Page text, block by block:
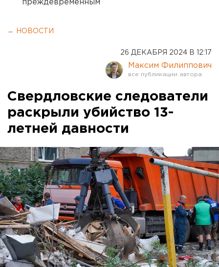
преждевременным
← НОВОСТИ
26 ДЕКАБРЯ 2024 В 12:17
Максим Филиппович
Свердловские следователи
раскрыли убийство 13-
летней давности